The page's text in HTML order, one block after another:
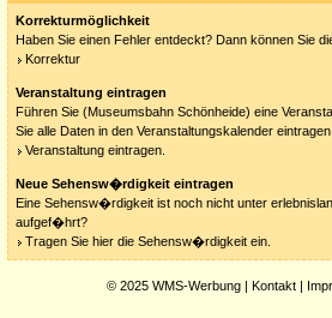
Korrekturmöglichkeit
Haben Sie einen Fehler entdeckt? Dann können Sie
Korrektur
Veranstaltung eintragen
Führen Sie (Museumsbahn Schönheide) eine
Sie alle Daten in den Veranstaltungskalender
Veranstaltung eintragen.
Neue Sehensw�rdigkeit eintragen
Eine Sehensw�rdigkeit ist noch nicht unter
aufgef�hrt?
Tragen Sie hier die Sehensw�rdigkeit ein.
© 2025 WMS-Werbung | Kontakt |